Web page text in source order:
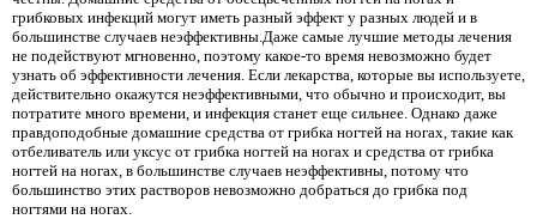
грибковых инфекций могут иметь разный эффект у разных людей и в
большинстве случаев неэффективны.Даже самые лучшие методы лечения
не подействуют мгновенно, поэтому какое-то время невозможно будет
узнать об эффективности лечения. Если лекарства, которые вы используете,
действительно окажутся неэффективными, что обычно и происходит, вы
потратите много времени, и инфекция станет еще сильнее. Однако даже
правдоподобные домашние средства от грибка ногтей на ногах, такие как
отбеливатель или уксус от грибка ногтей на ногах и средства от грибка
ногтей на ногах, в большинстве случаев неэффективны, потому что
большинство этих растворов невозможно добраться до грибка под
ногтями на ногах.